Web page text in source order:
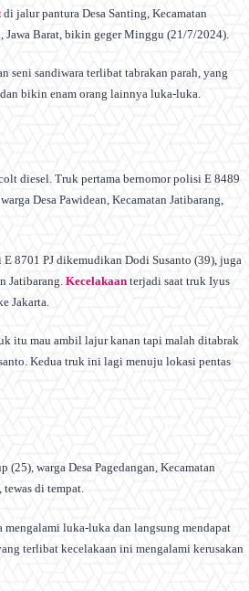
di jalur pantura Desa Santing, Kecamatan
Jawa Barat, bikin geger Minggu (21/7/2024).
seni sandiwara terlibat tabrakan parah, yang
bikin enam orang lainnya luka-luka.
diesel. Truk pertama bernomor polisi E 8489
Desa Pawidean, Kecamatan Jatibarang,
8701 PJ dikemudikan Dodi Susanto (39), juga
Jatibarang. Kecelakaan terjadi saat truk Iyus
Jakarta.
itu mau ambil lajur kanan tapi malah ditabrak
Kedua truk ini lagi menuju lokasi pentas
warga Desa Pagedangan, Kecamatan
di tempat.
mengalami luka-luka dan langsung mendapat
terlibat kecelakaan ini mengalami kerusakan